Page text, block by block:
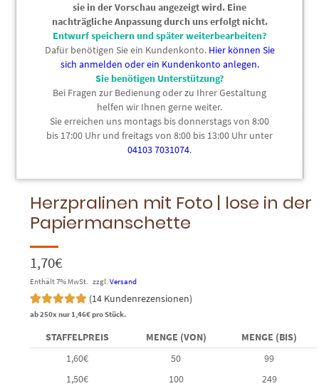
sie in der Vorschau angezeigt wird. Eine
nachträgliche Anpassung durch uns erfolgt nicht.
Entwurf speichern und später weiterbearbeiten?
Dafür benötigen Sie ein Kundenkonto. Hier können Sie
sich anmelden oder ein Kundenkonto anlegen.
Sie benötigen Unterstützung?
Bei Fragen zur Bedienung oder zu Ihrer Gestaltung
helfen wir Ihnen gerne weiter.
Sie erreichen uns montags bis donnerstags von 8:00
bis 17:00 Uhr und freitags von 8:00 bis 13:00 Uhr unter
04103 7031074.
Herzpralinen mit Foto | lose in der
Papiermanschette
1,70€
Enthält 7% MwSt. zzgl.Versand
Bewertet mit
basierend
14
(14Kundenrezensionen)
ab 250x nur1,46€pro Stück.
STAFFELPREIS MENGE (VON)
MENGE (BIS)
1,60€ 50
99
1,50€ 100
249